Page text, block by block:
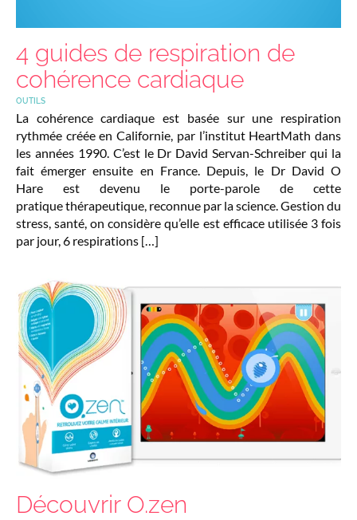
4 guides de respiration de
cohérence cardiaque
OUTILS
La cohérence cardiaque est basée sur une respiration
rythmée créée en Californie, par l’institut HeartMath dans
les années 1990. C’est le Dr David Servan-Schreiber qui la
fait émerger ensuite en France. Depuis, le Dr David O
Hare est devenu le porte-parole de cette
pratique thérapeutique, reconnue par la science. Gestion du
stress, santé, on considère qu’elle est efficace utilisée 3 fois
par jour, 6 respirations […]
Découvrir O.zen